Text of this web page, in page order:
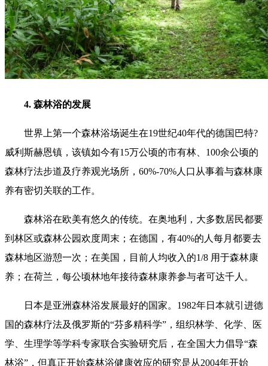
4. 森林浴的发展
世界上第一个森林浴场诞生在19世纪40年代的德国巴特?
威利斯赫恩镇，该镇如今有15万公顷的市有林、100余公顷的
森林疗法步道及疗养观光场所，60%-70%人口从事着与森林康
养有密切关联的工作。
森林浴在欧美有悠久的传统。在奥地利，大多数居民都要
到林区或森林公园欢度周末；在德国，有40%的人每月都要去
森林地区游憩一次；在美国，目前人均收入的1/8 用于森林康
养；在荷兰，每公顷林地年接待森林康养参与者可达千人。
日本是亚洲森林浴发展最好的国家。1982年日本就引进德
国的森林疗法及俄罗斯的“芬多精科学”，组织林学、化学、医
学、生理学等学科专家联合实验研究后，在全国大力倡导“森
林浴”，但真正开始森林浴健康效应的研究是从2004年开始